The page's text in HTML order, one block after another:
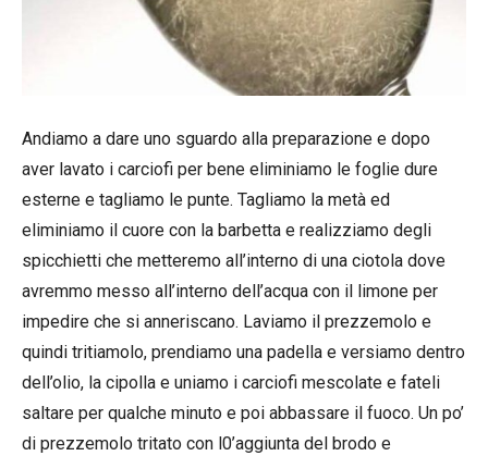
Andiamo a dare uno sguardo alla preparazione e dopo
aver lavato i carciofi per bene eliminiamo le foglie dure
esterne e tagliamo le punte. Tagliamo la metà ed
eliminiamo il cuore con la barbetta e realizziamo degli
spicchietti che metteremo all’interno di una ciotola dove
avremmo messo all’interno dell’acqua con il limone per
impedire che si anneriscano. Laviamo il prezzemolo e
quindi tritiamolo, prendiamo una padella e versiamo dentro
dell’olio, la cipolla e uniamo i carciofi mescolate e fateli
saltare per qualche minuto e poi abbassare il fuoco. Un po’
di prezzemolo tritato con l0’aggiunta del brodo e